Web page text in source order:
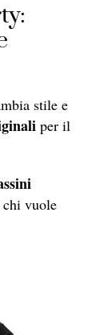
stile e
per il
vuole